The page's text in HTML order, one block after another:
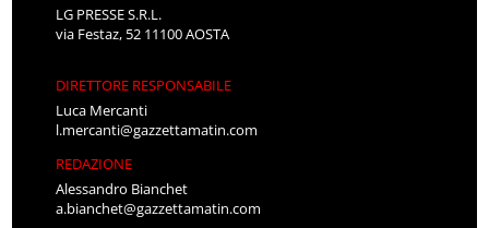
LG PRESSE S.R.L.
via Festaz, 52 11100 AOSTA
DIRETTORE RESPONSABILE
Luca Mercanti
l.mercanti@gazzettamatin.com
REDAZIONE
Alessandro Bianchet
a.bianchet@gazzettamatin.com